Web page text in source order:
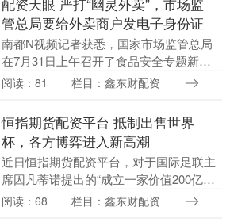
管总局要给外卖商户发电子身份证
南都N视频记者获悉，国家市场监管总局
在7月31日上午召开了食品安全专题新闻
发布会。会上，相关负责人表示，为进一
天眼，杜绝外....
阅读：81 栏目：鑫东财配资
恒指期货配资平台 抵制出售世界
杯，各方博弈进入新高潮
近日恒指期货配资平台，对于国际足联主
席因凡蒂诺提出的“成立一家价值200亿美
元的子公司运营世界杯及其他赛事，并向
阅读：68 栏目：鑫东财配资